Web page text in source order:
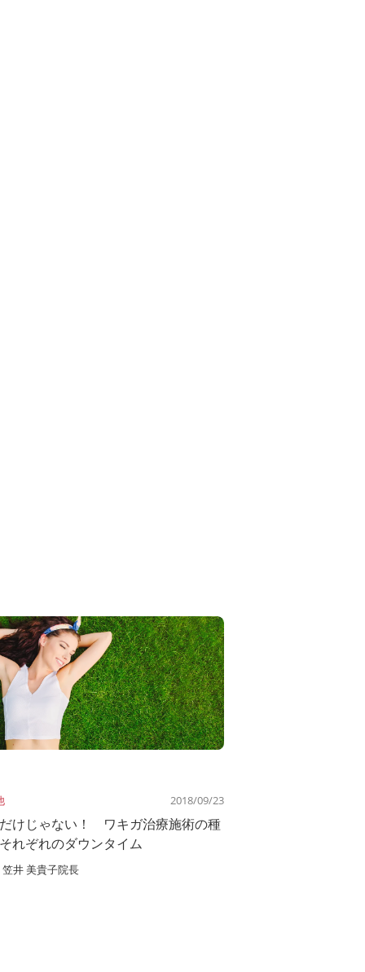
2018/09/23
けじゃない！ ワキガ治療施術の種
れぞれのダウンタイム
笠井 美貴子院長